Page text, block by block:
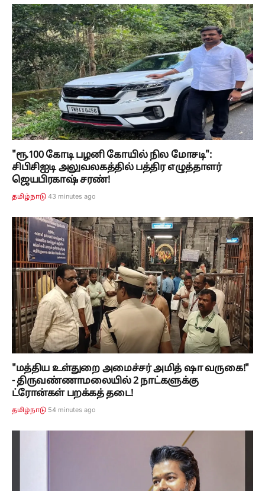
"ரூ.100 கோடி பழனி கோயில் நில மோசடி":
சிபிசிஐடி அலுவலகத்தில் பத்திர எழுத்தாளர்
ஜெயபிரகாஷ் சரண்!
தமிழ்நாடு 43 minutes ago
"மத்திய உள்துறை அமைச்சர் அமித் ஷா வருகை!"
- திருவண்ணாமலையில் 2 நாட்களுக்கு
ட்ரோன்கள் பறக்கத் தடை!
தமிழ்நாடு 54 minutes ago